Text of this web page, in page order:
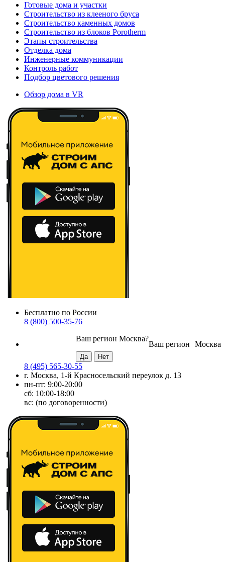
Готовые дома и участки
Строительство из клееного бруса
Строительство каменных домов
Строительство из блоков Porotherm
Этапы строительства
Отделка дома
Инженерные коммуникации
Контроль работ
Подбор цветового решения
Обзор дома в VR
Бесплатно по России
8 (800) 500-35-76
Москва
Ваш регион
Ваш регион Москва?
8 (495) 565-30-55
г. Москва, 1-й Красносельский переулок д. 13
пн-пт: 9:00-20:00
сб: 10:00-18:00
вс: (по договоренности)